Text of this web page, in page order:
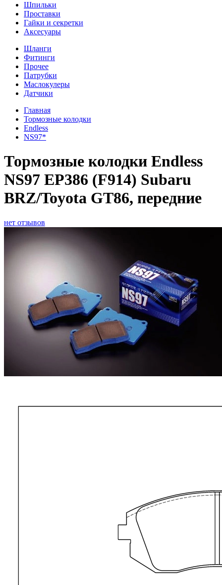
Шпильки
Проставки
Гайки и секретки
Аксесуары
Шланги
Фитинги
Прочее
Патрубки
Маслокулеры
Датчики
Главная
Тормозные колодки
Endless
NS97*
Тормозные колодки Endless
NS97 EP386 (F914) Subaru
BRZ/Toyota GT86, передние
нет отзывов